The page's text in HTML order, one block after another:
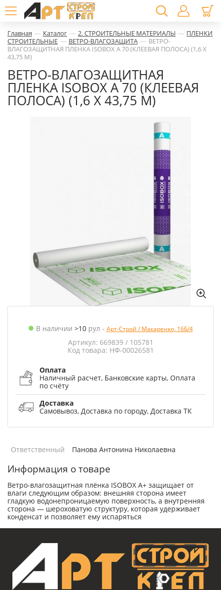
Главная — Каталог — 2. СТРОИТЕЛЬНЫЕ МАТЕРИАЛЫ — ПЛЕНКИ
СТРОИТЕЛЬНЫЕ — ВЕТРО-ВЛАГОЗАЩИТА — ВЕТРО-
ВЛАГОЗАЩИТНАЯ ПЛЕНКА ISOBOX А 70 (КЛЕЕВАЯ ПОЛОСА) (1,6 X
43,75 М)
ВЕТРО-ВЛАГОЗАЩИТНАЯ
ПЛЕНКА ISOBOX А 70 (КЛЕЕВАЯ
ПОЛОСА) (1,6 X 43,75 М)
В наличии >10рул - Арт-Строй / Макаренко, 16Б/4
Артикул: 669839 / 105781
Код товара: НФ-00026581
Оплата
Наличный расчет, Банковские карты, Оплата
по счёту
Доставка
Самовывоз, Доставка по городу, Доставка ТК
Ответственный Панова Антонина Николаевна
Информация о товаре
Ветро-влагозащитная плёнка ISOBOX A+ защищает от
влаги следующим образом: внешняя сторона имеет
гладкую водонепроницаемую поверхность, а внутренняя
сторона — шероховатую структуру, которая удерживает
конденсат и позволяет ему испаряться